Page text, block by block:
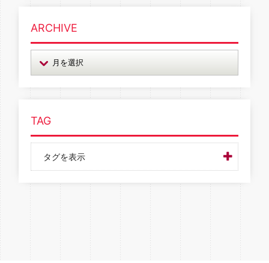
ARCHIVE
TAG
タグを表示